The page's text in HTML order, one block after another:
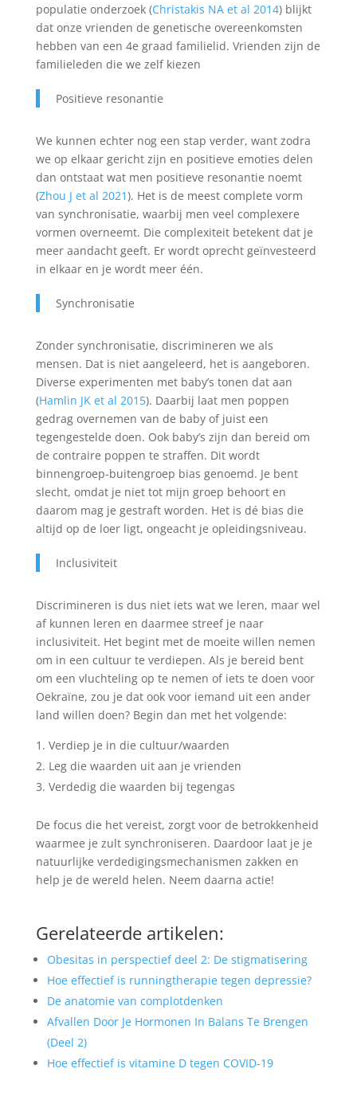
populatie onderzoek (Christakis NA et al 2014) blijkt
dat onze vrienden de genetische overeenkomsten
hebben van een 4e graad familielid. Vrienden zijn de
familieleden die we zelf kiezen
Positieve resonantie
We kunnen echter nog een stap verder, want zodra
we op elkaar gericht zijn en positieve emoties delen
dan ontstaat wat men positieve resonantie noemt
(Zhou J et al 2021). Het is de meest complete vorm
van synchronisatie, waarbij men veel complexere
vormen overneemt. Die complexiteit betekent dat je
meer aandacht geeft. Er wordt oprecht geïnvesteerd
in elkaar en je wordt meer één.
Synchronisatie
Zonder synchronisatie, discrimineren we als
mensen. Dat is niet aangeleerd, het is aangeboren.
Diverse experimenten met baby’s tonen dat aan
(Hamlin JK et al 2015). Daarbij laat men poppen
gedrag overnemen van de baby of juist een
tegengestelde doen. Ook baby’s zijn dan bereid om
de contraire poppen te straffen. Dit wordt
binnengroep-buitengroep bias genoemd. Je bent
slecht, omdat je niet tot mijn groep behoort en
daarom mag je gestraft worden. Het is dé bias die
altijd op de loer ligt, ongeacht je opleidingsniveau.
Inclusiviteit
Discrimineren is dus niet iets wat we leren, maar wel
af kunnen leren en daarmee streef je naar
inclusiviteit. Het begint met de moeite willen nemen
om in een cultuur te verdiepen. Als je bereid bent
om een vluchteling op te nemen of iets te doen voor
Oekraïne, zou je dat ook voor iemand uit een ander
land willen doen? Begin dan met het volgende:
Verdiep je in die cultuur/waarden
2. Leg die waarden uit aan je vrienden
3. Verdedig die waarden bij tegengas
De focus die het vereist, zorgt voor de betrokkenheid
waarmee je zult synchroniseren. Daardoor laat je je
natuurlijke verdedigingsmechanismen zakken en
help je de wereld helen. Neem daarna actie!
Gerelateerde artikelen:
Obesitas in perspectief deel 2: De stigmatisering
Hoe effectief is runningtherapie tegen depressie?
De anatomie van complotdenken
Afvallen Door Je Hormonen In Balans Te Brengen
(Deel 2)
Hoe effectief is vitamine D tegen COVID-19